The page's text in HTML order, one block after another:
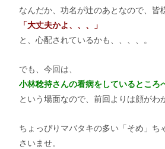
なんだか、功名が辻のあとなので、皆
「大丈夫かよ、、、」
と、心配されているかも、、、、。
でも、今回は、
小林稔持さんの看病をしているところ
という場面なので、前回よりは顔がわ
ちょっぴりマバタキの多い「そめ」ち
さいませ。